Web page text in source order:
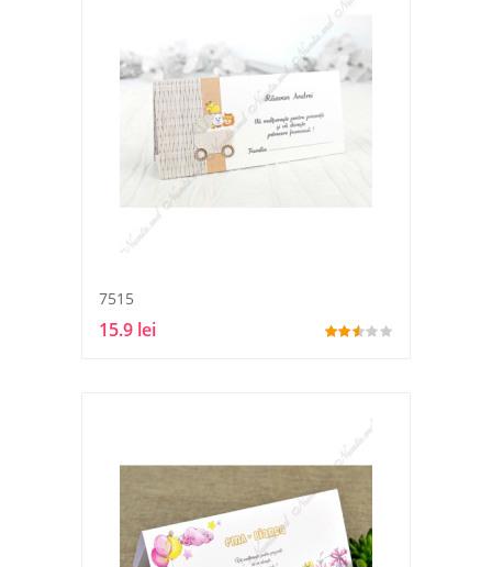
7515
15.9 lei